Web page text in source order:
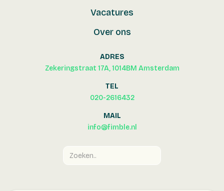
Vacatures
Over ons
ADRES
Zekeringstraat 17A, 1014BM Amsterdam
TEL
020-2616432
MAIL
info@fimble.nl